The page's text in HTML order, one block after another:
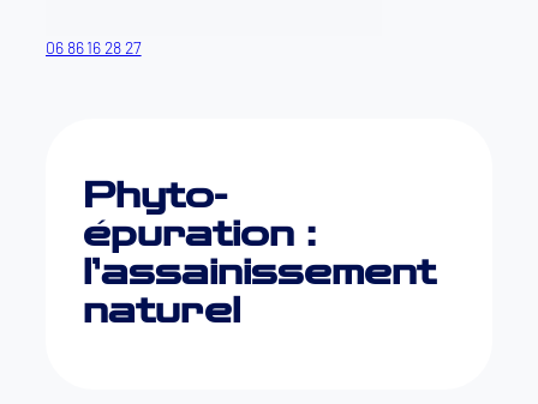
06 86 16 28 27
Phyto-
épuration :
l’assainissement
naturel